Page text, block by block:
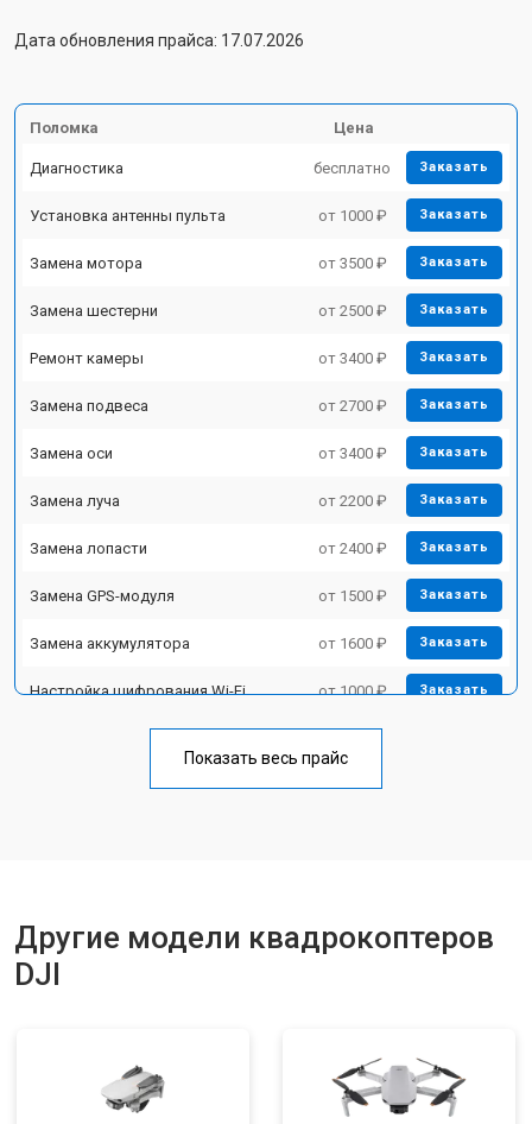
Дата обновления прайса: 17.07.2026
Поломка Цена
Диагностика бесплатно Заказать
Установка антенны пульта от 1000 ₽ Заказать
Замена мотора от 3500 ₽ Заказать
Замена шестерни от 2500 ₽ Заказать
Ремонт камеры от 3400 ₽ Заказать
Замена подвеса от 2700 ₽ Заказать
Замена оси от 3400 ₽ Заказать
Замена луча от 2200 ₽ Заказать
Замена лопасти от 2400 ₽ Заказать
Замена GPS-модуля от 1500 ₽ Заказать
Замена аккумулятора от 1600 ₽ Заказать
Настройка шифрования Wi-Fi от 1000 ₽ Заказать
Замена материнской платы от 2800 ₽
Показать весь прайс
Другие модели квадрокоптеров
DJI